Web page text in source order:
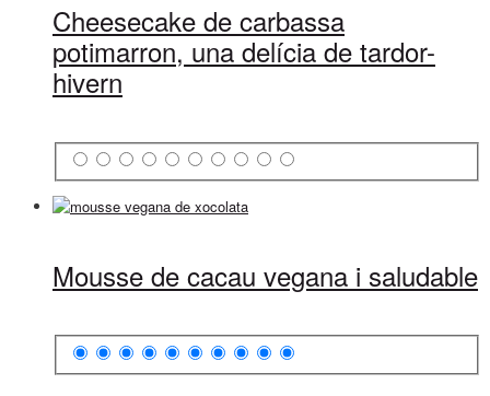
Cheesecake de carbassa
potimarron, una delícia de tardor-
hivern
Mousse de cacau vegana i saludable